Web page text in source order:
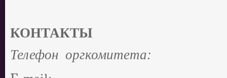
КОНТАКТЫ
Телефон оргкомитета: